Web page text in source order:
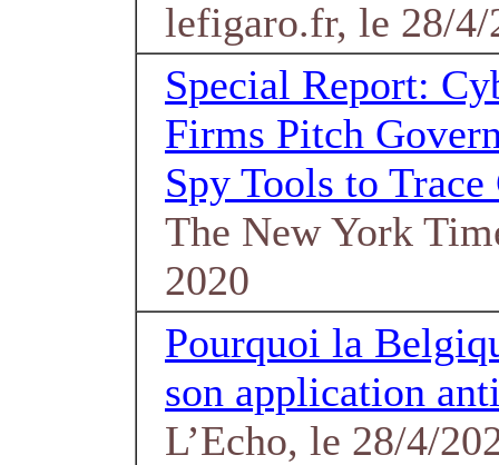
lefigaro.fr, le 28/4/
Special Report:
Firms Pitch
Spy Tools to
The New York
2020
Pourquoi la
son application
L’Echo, le 28/4/